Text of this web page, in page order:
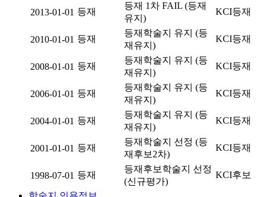
2013-01-01 등재
등재 1차 FAIL (등재
유지)
KCI등재
2010-01-01 등재
등재학술지 유지 (등
재유지)
KCI등재
2008-01-01 등재
등재학술지 유지 (등
재유지)
KCI등재
2006-01-01 등재
등재학술지 유지 (등
재유지)
KCI등재
2004-01-01 등재
등재학술지 유지 (등
재유지)
KCI등재
2001-01-01 등재
등재학술지 선정 (등
재후보2차)
KCI등재
1998-07-01 등재
등재후보학술지 선정
(신규평가)
KCI후보